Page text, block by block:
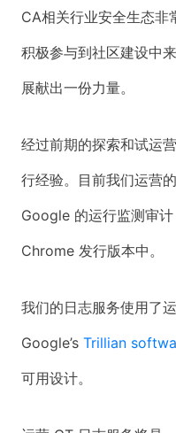
CA相关行业安全生态
积极参与到社区建设中
展献出一份力量。
经过前期的探索和试运
行经验。目前我们运营
Google 的运行监测审
Chrome 发行版本中。
我们的日志服务使用了
Google’s Trillian
可用设计。